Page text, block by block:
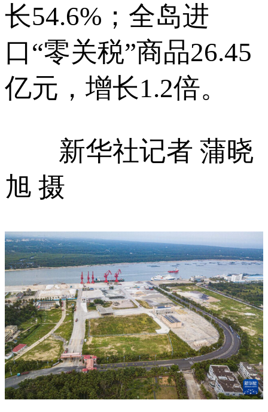
长54.6%；全岛进
口“零关税”商品26.45
亿元，增长1.2倍。
新华社记者 蒲晓
旭 摄